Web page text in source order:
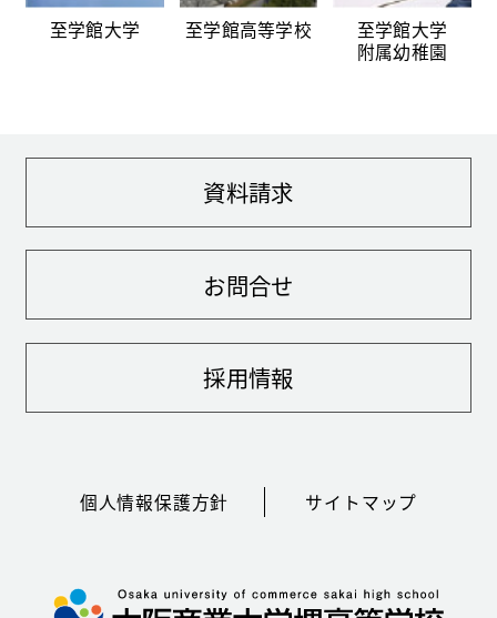
至学館大学 至学館高等学校
至学館大学
附属幼稚園
個人情報保護方針 サイトマップ
資料請求
お問合せ
採用情報